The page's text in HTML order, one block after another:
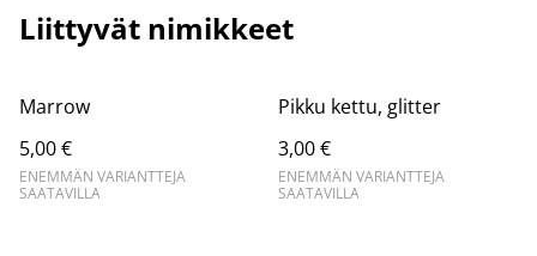
Liittyvät nimikkeet
Marrow
5,00 €
ENEMMÄN VARIANTTEJA
SAATAVILLA
Pikku kettu, glitter
3,00 €
ENEMMÄN VARIANTTEJA
SAATAVILLA